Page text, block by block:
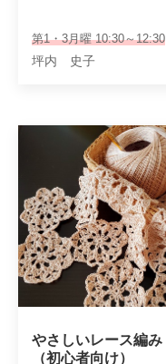
第1・3月曜 10:30～12:30
坪内 史子
やさしいレース編み
（初心者向け）